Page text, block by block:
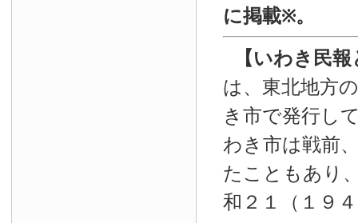
に掲載※。
【いわき民
は、東北地方
き市で発行し
わき市は戦前
たこともあり
和２１（１９